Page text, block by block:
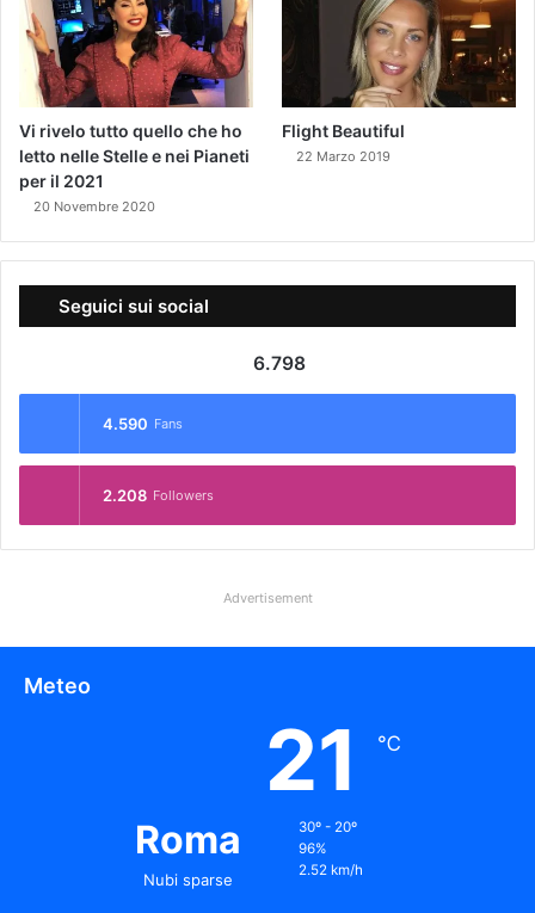
Vi rivelo tutto quello che ho
letto nelle Stelle e nei Pianeti
per il 2021
20 Novembre 2020
Flight Beautiful
22 Marzo 2019
Seguici sui social
6.798
4.590 Fans
2.208 Followers
Advertisement
Meteo
Roma
Nubi sparse
21 ℃
30º - 20º
96%
2.52 km/h